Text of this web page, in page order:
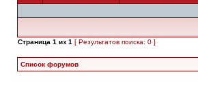
Страница 1 из 1 [ Результатов поиска: 0 ]
Список форумов